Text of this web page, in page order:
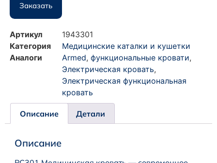
Заказать
Артикул
1943301
Категория
Медицинские каталки и кушетки
Аналоги
Armed, функциональные кровати,
Электрическая кровать,
Электрическая функциональная
кровать
Описание Детали
Описание